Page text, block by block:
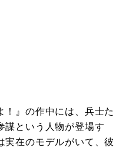
』の作中には、兵士た
謀という人物が登場す
実在のモデルがいて、彼